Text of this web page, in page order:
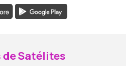
de Satélites